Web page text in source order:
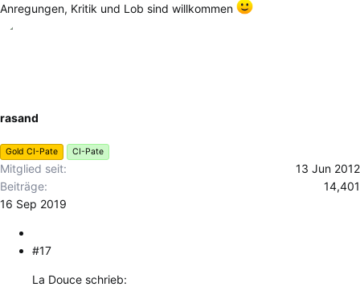
Anregungen, Kritik und Lob sind willkommen
rasand
Gold CI-Pate CI-Pate
Mitglied seit
13 Jun 2012
Beiträge
14,401
16 Sep 2019
#17
La Douce schrieb: